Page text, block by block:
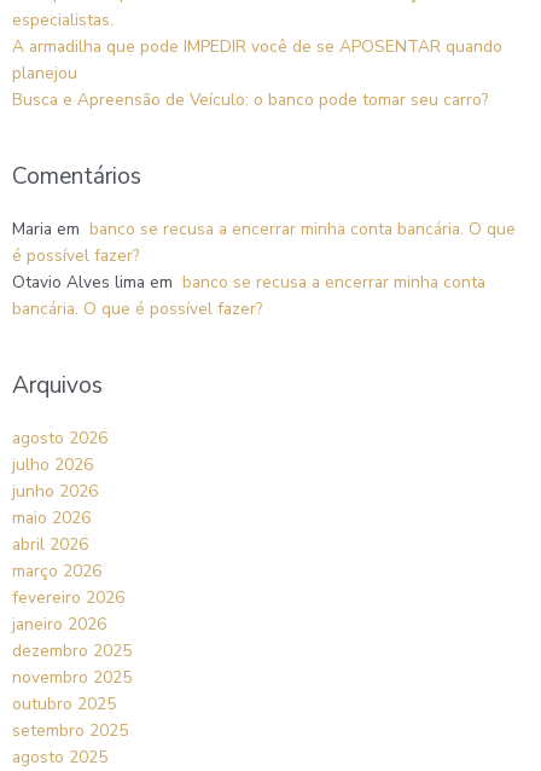
especialistas.
A armadilha que pode IMPEDIR você de se APOSENTAR quando
planejou
Busca e Apreensão de Veículo: o banco pode tomar seu carro?
Comentários
Maria em banco se recusa a encerrar minha conta bancária. O que
é possível fazer?
Otavio Alves lima em banco se recusa a encerrar minha conta
bancária. O que é possível fazer?
Arquivos
agosto 2026
julho 2026
junho 2026
maio 2026
abril 2026
março 2026
fevereiro 2026
janeiro 2026
dezembro 2025
novembro 2025
outubro 2025
setembro 2025
agosto 2025